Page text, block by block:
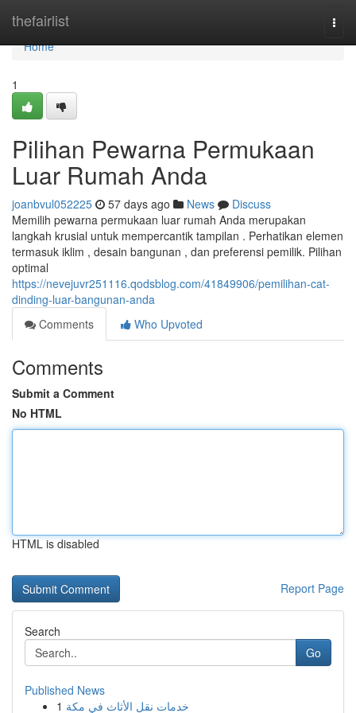
thefairlist
Home
Home
1
Pilihan Pewarna Permukaan
Luar Rumah Anda
joanbvul052225 57 days ago News
Discuss
Memilih pewarna permukaan luar rumah Anda merupakan
langkah krusial untuk mempercantik tampilan . Perhatikan elemen
termasuk iklim , desain bangunan , dan preferensi pemilik. Pilihan
optimal
https://nevejuvr251116.qodsblog.com/41849906/pemilihan-cat-
dinding-luar-bangunan-anda
Comments
Who Upvoted
Comments
Submit a Comment
No HTML
HTML is disabled
Report Page
Search
Go
Published News
1 خدمات نقل الأثاث في مكة